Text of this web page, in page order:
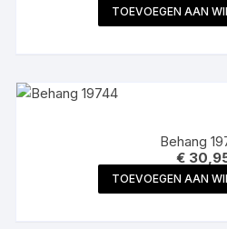
TOEVOEGEN AAN
Behang
€
TOEVOEGEN AAN